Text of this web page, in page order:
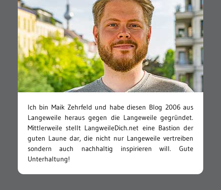
Ich bin Maik Zehrfeld und habe diesen Blog 2006 aus
Langeweile heraus gegen die Langeweile gegründet.
Mittlerweile stellt LangweileDich.net eine Bastion der
guten Laune dar, die nicht nur Langeweile vertreiben
sondern auch nachhaltig inspirieren will. Gute
Unterhaltung!